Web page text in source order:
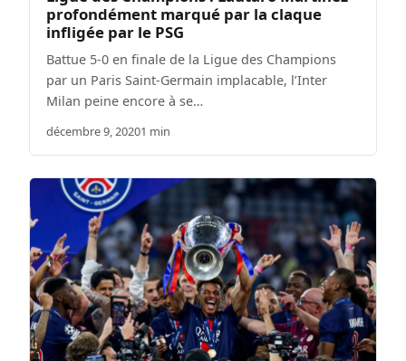
profondément marqué par la claque
infligée par le PSG
Battue 5-0 en finale de la Ligue des Champions
par un Paris Saint-Germain implacable, l’Inter
Milan peine encore à se…
décembre 9, 20201 min